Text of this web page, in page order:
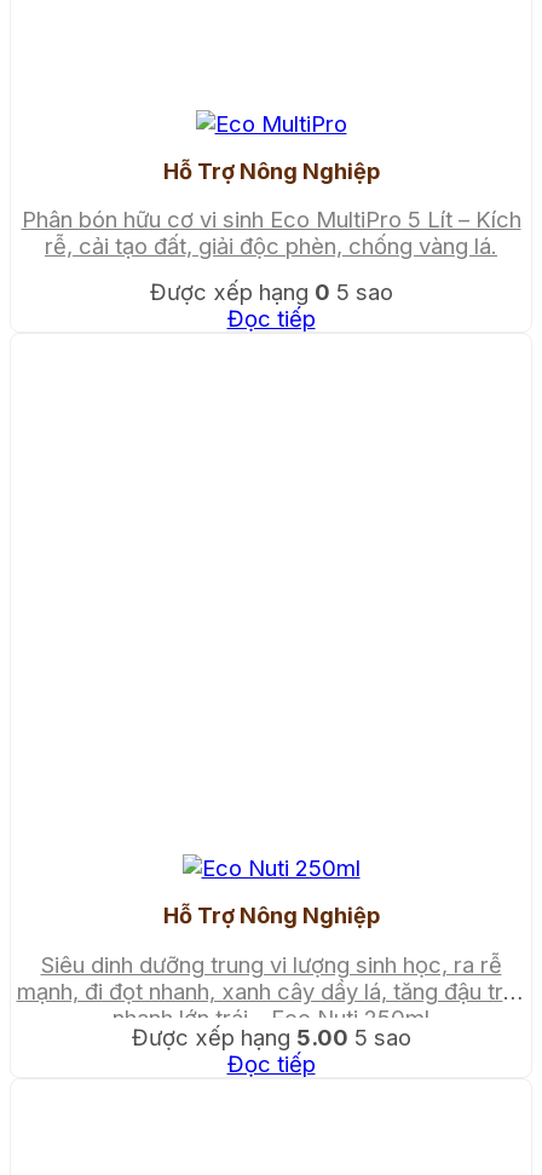
Hỗ Trợ Nông Nghiệp
Phân bón hữu cơ vi sinh Eco MultiPro 5 Lít – Kích
rễ, cải tạo đất, giải độc phèn, chống vàng lá.
Được xếp hạng 0 5 sao
Đọc tiếp
Hỗ Trợ Nông Nghiệp
Siêu dinh dưỡng trung vi lượng sinh học, ra rễ
mạnh, đi đọt nhanh, xanh cây dầy lá, tăng đậu trái,
nhanh lớn trái – Eco Nuti 250ml
Được xếp hạng 5.00 5 sao
Đọc tiếp